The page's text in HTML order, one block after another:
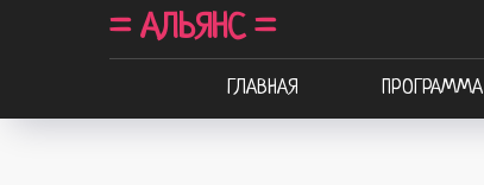
= АЛЬЯНС =
ГЛАВНАЯ ПРОГРАММА